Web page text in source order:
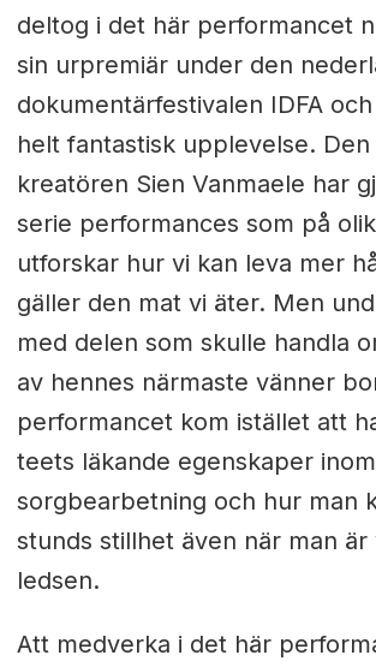
deltog i det här performancet
sin urpremiär under den
dokumentärfestivalen IDFA
helt fantastisk upplevelse. Den
kreatören Sien Vanmaele har
serie performances som på
utforskar hur vi kan leva mer
gäller den mat vi äter. Men
med delen som skulle handla
av hennes närmaste vänner
performancet kom istället att
teets läkande egenskaper inom
sorgbearbetning och hur man
stunds stillhet även när man är
ledsen.
Att medverka i det här